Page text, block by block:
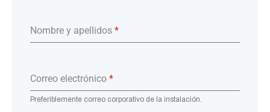
Nombre y apellidos *
Correo electrónico *
Preferiblemente correo corporativo de la instalación.